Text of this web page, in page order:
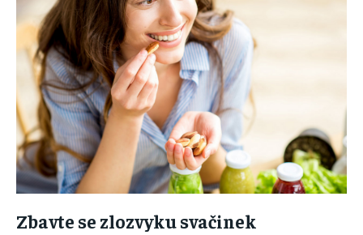
Zbavte se zlozvyku svačinek